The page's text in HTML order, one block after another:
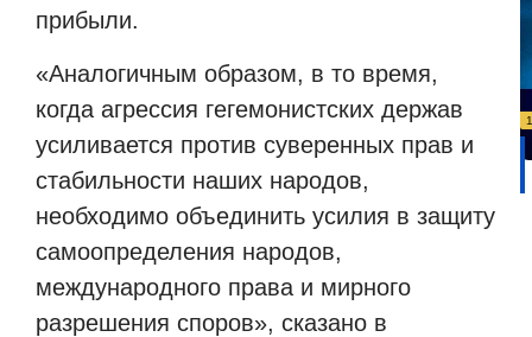
прибыли.
«Аналогичным образом, в то время,
когда агрессия гегемонистских держав
усиливается против суверенных прав и
стабильности наших народов,
необходимо объединить усилия в защиту
самоопределения народов,
международного права и мирного
разрешения споров», сказано в